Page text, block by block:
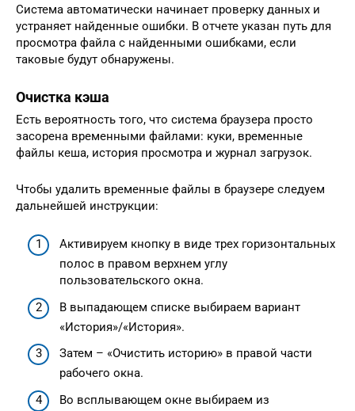
Система автоматически начинает проверку данных и
устраняет найденные ошибки. В отчете указан путь для
просмотра файла с найденными ошибками, если
таковые будут обнаружены.
Очистка кэша
Есть вероятность того, что система браузера просто
засорена временными файлами: куки, временные
файлы кеша, история просмотра и журнал загрузок.
Чтобы удалить временные файлы в браузере следуем
дальнейшей инструкции:
Активируем кнопку в виде трех горизонтальных
полос в правом верхнем углу
пользовательского окна.
В выпадающем списке выбираем вариант
«История»/«История».
Затем – «Очистить историю» в правой части
рабочего окна.
Во всплывающем окне выбираем из